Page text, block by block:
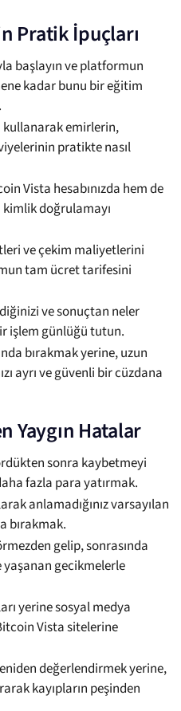
Pratik İpuçları
başlayın ve platformun
kadar bunu bir eğitim
emirlerin,
pratikte nasıl
Vista hesabınızda hem de
doğrulamayı
ve çekim maliyetlerini
tam ücret tarifesini
ve sonuçtan neler
işlem günlüğü tutun.
bırakmak yerine, uzun
ayrı ve güvenli bir cüzdana
Yaygın Hatalar
sonra kaybetmeyi
fazla para yatırmak.
anlamadığınız varsayılan
bırakmak.
gelip, sonrasında
gecikmelerle
yerine sosyal medya
Vista sitelerine
değerlendirmek yerine,
kayıpların peşinden